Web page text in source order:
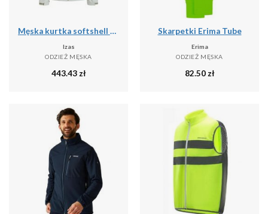
Męska kurtka softshell LANETTE M, wodoodporna, wiatroszczelna i termiczna z tech
Izas
ODZIEŻ MĘSKA
443.43zł
Skarpetki Erima Tube
Erima
ODZIEŻ MĘSKA
82.50zł